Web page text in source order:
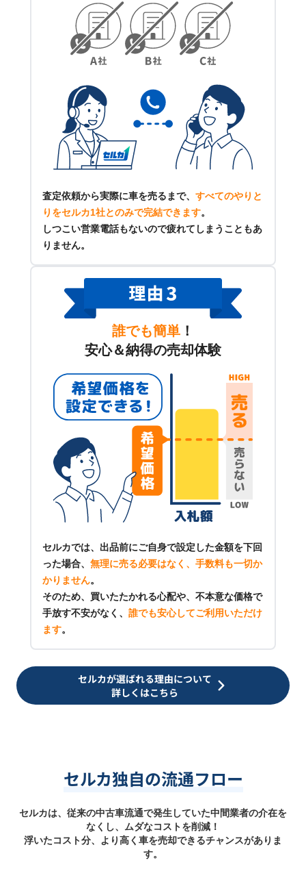
査定依頼から実際に車を売るまで、 すべてのやりと
りをセルカ1社とのみで完結できます。
しつこい営業電話もないので疲れてしまうこともあ
りません。
誰でも簡単 ！
安心＆納得の売却体験
セルカでは、出品前にご自身で設定した金額を下回
った場合、 無理に売る必要はなく、手数料も一切か
かりません。
そのため、買いたたかれる心配や、不本意な価格で
手放す不安がなく、 誰でも安心してご利用いただけ
ます。
セルカが選ばれる理由について
詳しくはこちら
セルカ独自の流通フロー
セルカは、従来の中古車流通で発生していた中間業者の介在を
なくし、ムダなコストを削減！
浮いたコスト分、より高く車を売却できるチャンスがありま
す。